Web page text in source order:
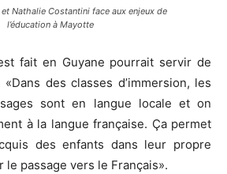
Nathalie Costantini face aux enjeux de
l’éducation à Mayotte
fait en Guyane pourrait servir de
des classes d’immersion, les
sont en langue locale et on
à la langue française. Ça permet
des enfants dans leur propre
le passage vers le Français».